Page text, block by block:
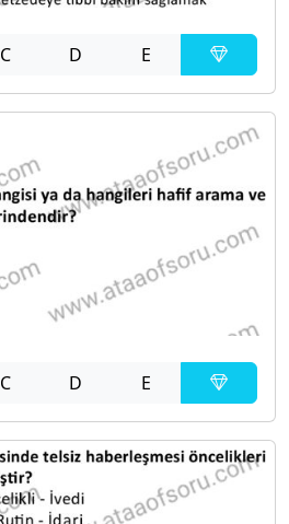
C D E
C D E